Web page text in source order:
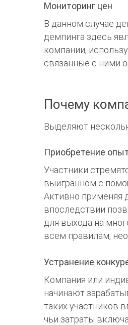
Мониторинг цен
В данном случае
демпинга здесь
компании,
связанные с ними
Почему
Выделяют
Приобретение
Участники
выигранном с
Активно применяя
впоследствии
для выхода на
всем правилам,
Устранение
Компания или
начинают
таких участников
чьи затраты